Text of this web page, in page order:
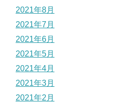
2021年8月
2021年7月
2021年6月
2021年5月
2021年4月
2021年3月
2021年2月